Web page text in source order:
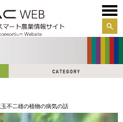
サイ
不二雄の植物の病気の話